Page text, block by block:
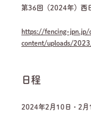
第36回（2024年）西
https://fencing-jpn.jp/
content/uploads/
日程
2024年2月10日・2月